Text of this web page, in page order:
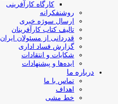
کارگاه کارآفرینی
روشنفکرانه
ارسال سوژه‌ خبری
تالیف کتاب کارآفرینان
قدردانی از مسئولان ایران
گزارش فساد اداری
شکایات و انتقادات
ایده‌ها و پیشنهادات
درباره ما
تماس با ما
اهداف
خط مشی